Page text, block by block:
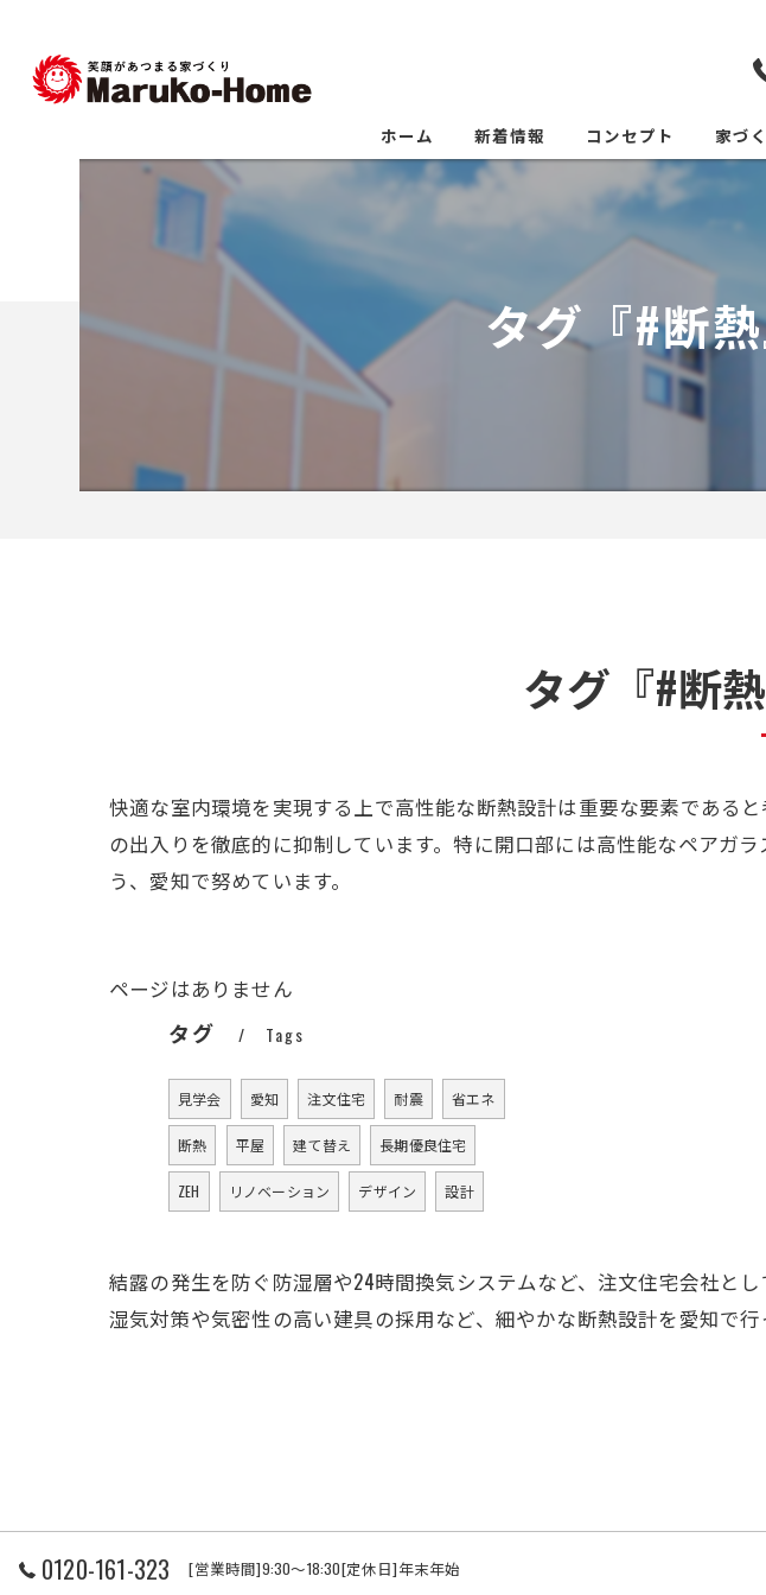
ホーム 新着情報 コンセプト 家づ
タグ『#断
タグ『#断
快適な室内環境を実現する上で高性能な断熱設計は重要な要素である
の出入りを徹底的に抑制しています。特に開口部には高性能なペアガ
う、愛知で努めています。
ページはありません
タグ Tags
見学会 愛知 注文住宅 耐震 省エネ
断熱 平屋 建て替え 長期優良住宅
ZEH リノベーション デザイン 設計
結露の発生を防ぐ防湿層や24時間換気システムなど、注文住宅会社と
湿気対策や気密性の高い建具の採用など、細やかな断熱設計を愛知で行
0120-161-323 [営業時間]9:30～18:30[定休日]年末年始